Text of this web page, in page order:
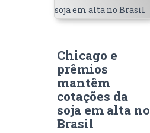
Chicago e
prêmios
mantêm
cotações da
soja em alta no
Brasil